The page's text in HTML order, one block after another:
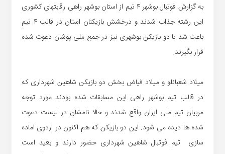
به گزارش فوتبال بوشهر ۴ تیم از استان بوشهر راهی رقابتهای کشوری
این رشته جذاب شدند و درخشش بازیکنان استان در قالب ۴ تیم
باعث شد تا دو بازیکن بوشهری نیز در جمع ملی پوشان دعوت شده
قرار بگیرند.
میلاد شعبانلو و میلاد فیاض بخش دو بازیکن شاهین شهرداری که
در قالب تیم بوشهر راهی این مسابقات شده بودند مورد توجه
مربیان تیم ملی ایران واقع شدند و حالا نامشان در لیست دعوت
شده ها دیده می شود. این دو بازیکن که هم اکنون در اردوی اماده
سازی تیم فوتبال شاهین شهرداری حضور دارند و بعید است